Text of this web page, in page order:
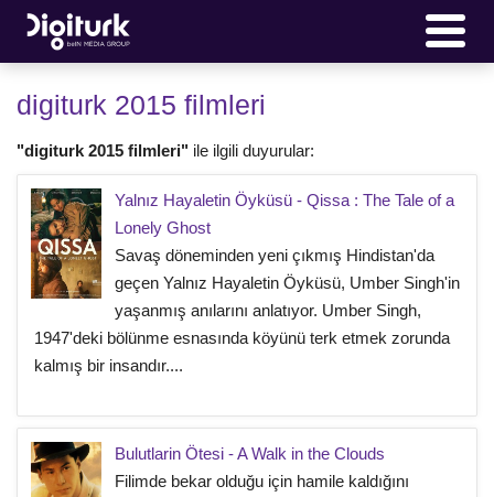
digiturk 2015 filmleri
"digiturk 2015 filmleri" ile ilgili duyurular:
Yalnız Hayaletin Öyküsü - Qissa : The Tale of a
Lonely Ghost
Savaş döneminden yeni çıkmış Hindistan'da
geçen Yalnız Hayaletin Öyküsü, Umber Singh'in
yaşanmış anılarını anlatıyor. Umber Singh,
1947'deki bölünme esnasında köyünü terk etmek zorunda
kalmış bir insandır....
Bulutlarin Ötesi - A Walk in the Clouds
Filimde bekar olduğu için hamile kaldığını